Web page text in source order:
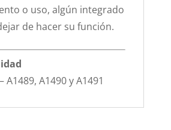
o uso, algún integrado
de hacer su función.
A1489, A1490 y A1491